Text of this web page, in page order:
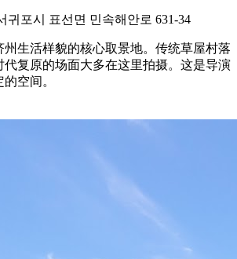
귀포시 표선면 민속해안로 631-34
州生活样貌的核心取景地。传统草屋村落
代复原的场面大多在这里拍摄。这是导演
空间。